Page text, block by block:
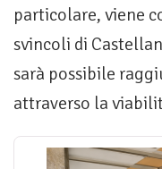
particolare, viene
svincoli di
sarà possibile
attraverso la